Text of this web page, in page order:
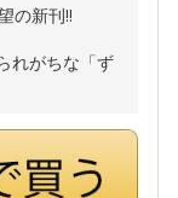
の新刊!!
れがちな「ず